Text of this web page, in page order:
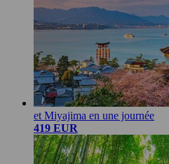
et Miyajima en une journée
419 EUR